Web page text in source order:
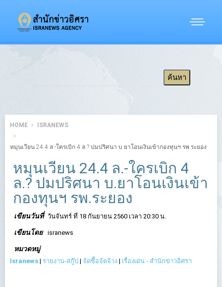
HOME ISRANEWS
หมุนเวียน 24.4 ล.-ใครเบิก 4 ล.? ปมปริศนา บ.ยาโอนเงินเข้ากองทุนฯ รพ.ระยอง
หมุนเวียน 24.4 ล.-ใครเบิก 4
ล.? ปมปริศนา บ.ยาโอนเงินเข้า
กองทุนฯ รพ.ระยอง
เขียนวันที่ วันจันทร์ ที่ 18 กันยายน 2560 เวลา 20:30 น.
เขียนโดย isranews
หมวดหมู่
Isranews | รายงาน-สกู๊ป | จัดซื้อจัดจ้าง | เรื่องเด่น - สำนักข่าวอิศรา